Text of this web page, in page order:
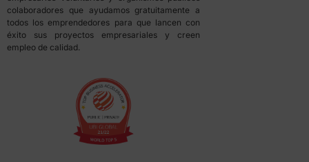
colaboradores que ayudamos gratuitamente a
todos los emprendedores para que lancen con
éxito sus proyectos empresariales y creen
empleo de calidad.